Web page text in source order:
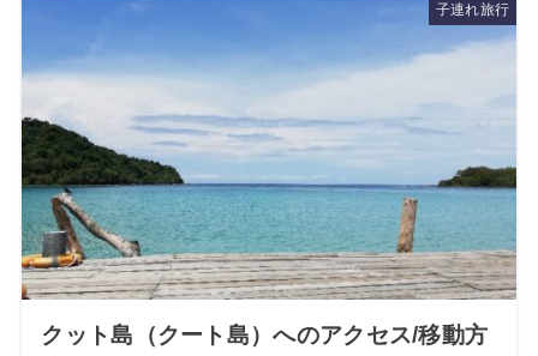
子連れ旅行
クット島（クート島）へのアクセス/移動方